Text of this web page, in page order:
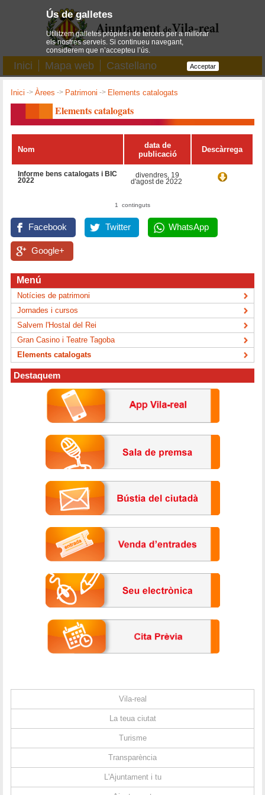
Inici Mapa web Castellano
Inici ->Àrees -> Patrimoni -> Elements catalogats
Elements catalogats
Nom
data de
publicació
Descàrrega
Informe bens catalogats i BIC
2022
divendres, 19
d'agost de 2022
1 continguts
Facebook Twitter WhatsApp
Google+
Menú
Notícies de patrimoni
Jornades i cursos
Salvem l'Hostal del Rei
Gran Casino i Teatre Tagoba
Elements catalogats
Destaquem
Vila-real
La teua ciutat
Turisme
Transparència
L'Ajuntament i tu
Ús de galletes
Utilitzem galletes pròpies i de tercers per a millorar
els nostres serveis. Si continueu navegant,
considerem que n’accepteu l’ús.
Acceptar